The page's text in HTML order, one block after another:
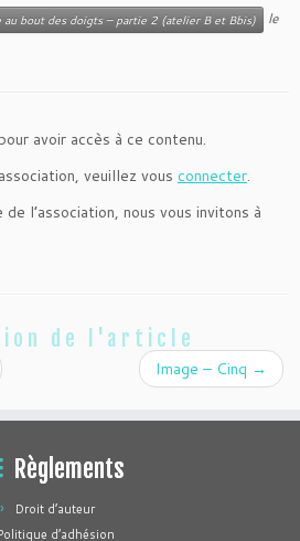
au bout des doigts – partie 2 (atelier B et Bbis)
le
avoir accès à ce contenu.
veuillez vous connecter.
de l’association, nous vous invitons à
de l'article
Image – Cinq →
Règlements
Droit d’auteur
d’adhésion